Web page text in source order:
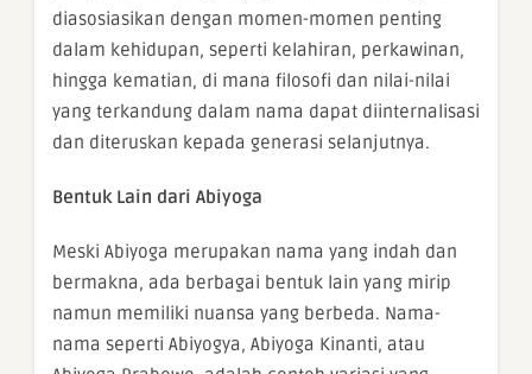
diasosiasikan dengan momen-momen penting
dalam kehidupan, seperti kelahiran, perkawinan,
hingga kematian, di mana filosofi dan nilai-nilai
yang terkandung dalam nama dapat diinternalisasi
dan diteruskan kepada generasi selanjutnya.
Bentuk Lain dari Abiyoga
Meski Abiyoga merupakan nama yang indah dan
bermakna, ada berbagai bentuk lain yang mirip
namun memiliki nuansa yang berbeda. Nama-
nama seperti Abiyogya, Abiyoga Kinanti, atau